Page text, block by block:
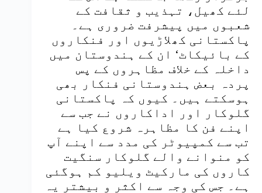
لئے کھیل، تہذیب و ثقافت کے
شعبوں میں پیشرفت ضروری ہے۔
پاکستانی کھلاڑیوں اور فنکاروں
کے بائیکاٹ‘ ان کے ہندوستان میں
داخلہ کے خلاف مظاہروں کے پس
پردہ بعض ہندوستانی فنکار بھی
ہوسکتے ہیں۔ کیوں کہ پاکستانی
گلوکار اور اداکاروں نے جب سے
اپنے فن کا مظاہرہ شروع کیا ہے
تب سے کمپیوٹر کی مدد سے اپنے آپ
کو منوانے والے گلوکار سنگیت
کاروں کی مارکیٹ ویلیو کم ہوگئی
ہے۔ جس کی وجہ سے اکثر و بیشتر یہ